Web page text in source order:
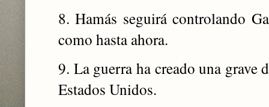
8. Hamás seguirá controlando
como hasta ahora.
9. La guerra ha creado una
Estados Unidos.